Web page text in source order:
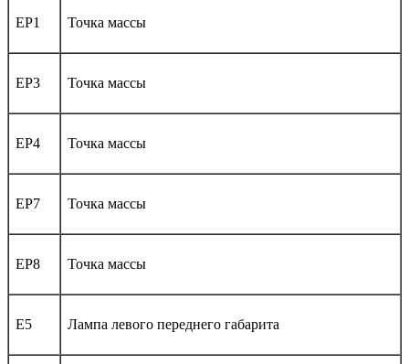
EP1 Точка массы
EP3 Точка массы
EP4 Точка массы
EP7 Точка массы
EP8 Точка массы
E5 Лампа левого переднего габарита